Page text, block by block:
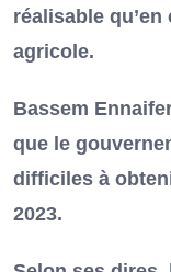
réalisable qu’en
agricole.
Bassem
que le
difficiles à
2023.